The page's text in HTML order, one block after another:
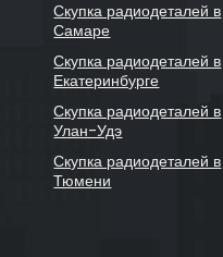
Скупка радиодеталей в
Самаре
Скупка радиодеталей в
Екатеринбурге
Скупка радиодеталей в
Улан-Удэ
Скупка радиодеталей в
Тюмени